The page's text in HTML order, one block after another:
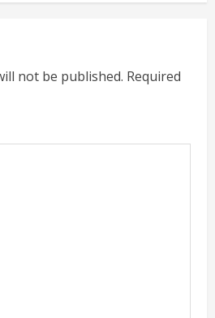
not be published. Required